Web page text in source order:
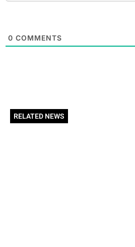
0 COMMENTS
RELATED NEWS